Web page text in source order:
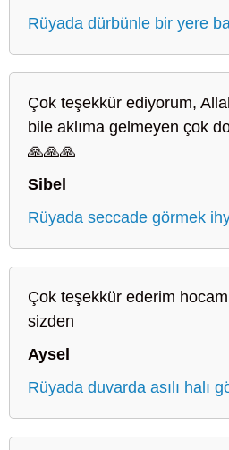
Rüyada dürbünle bir yere
Çok teşekkür ediyorum,
bile aklıma gelmeyen çok
🙏🙏🙏
Sibel
Rüyada seccade görmek
Çok teşekkür ederim hocam
sizden
Aysel
Rüyada duvarda asılı halı